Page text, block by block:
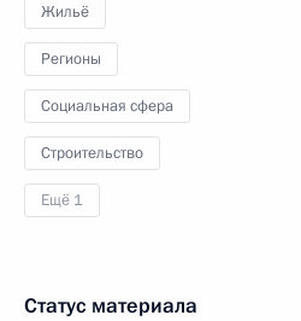
Жильё
Регионы
Социальная сфера
Строительство
Ещё 1
Статус материала